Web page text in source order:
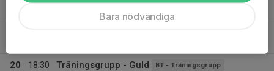
18:30
20
18:30
Träningsgrupp - Guld BT - Träningsgrupp
Bara nödvändiga